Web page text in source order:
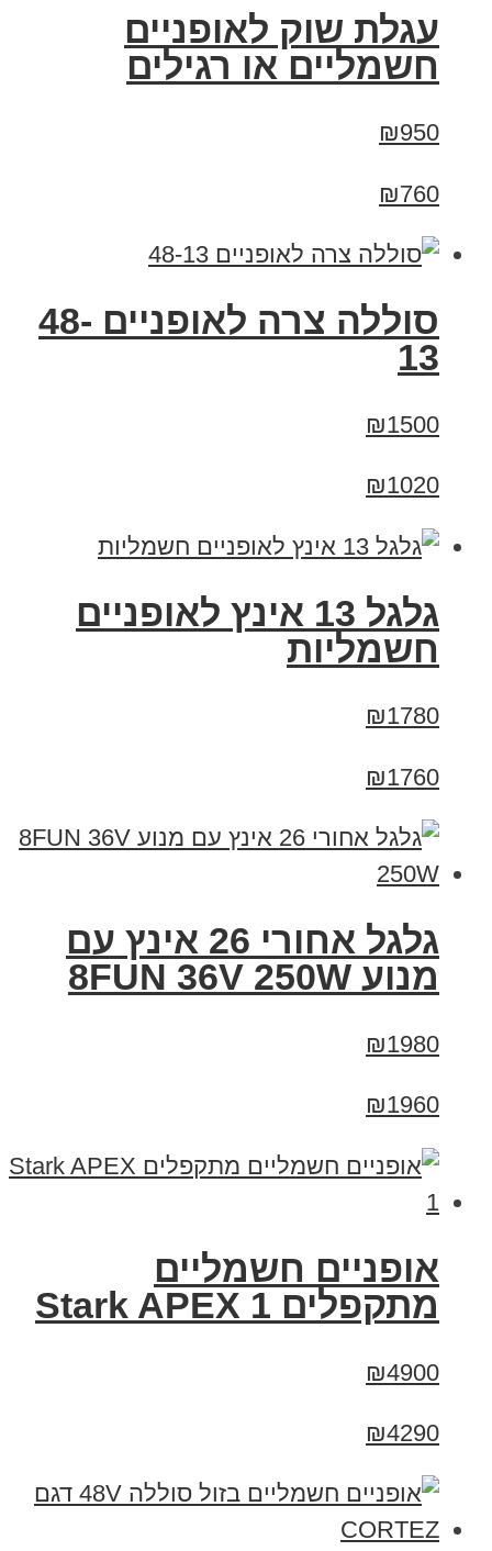
עגלת שוק לאופניים
חשמליים או רגילים
₪950
₪760
סוללה צרה לאופניים 48-
13
₪1500
₪1020
גלגל 13 אינץ לאופניים
חשמליות
₪1780
₪1760
גלגל אחורי 26 אינץ עם
מנוע 8FUN 36V 250W
₪1980
₪1960
‏אופניים חשמליים
‏מתקפלים Stark APEX 1
₪4900
₪4290